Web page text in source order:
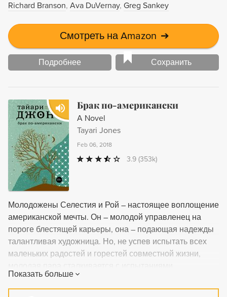
Richard Branson Ava DuVernay Greg Sankey
Смотреть на Amazon ➔
Подробнее Сохранить
Брак по-американски
A Novel
Tayari Jones
Feb 06, 2018
3.9 (353k)
Молодожены Селестия и Рой – настоящее воплощение
американской мечты. Он – молодой управленец на
пороге блестящей карьеры, она – подающая надежды
талантливая художница. Но, не успев испытать всех
маленьких радостей и горестей совместной жизни,
предугадать которые было невозможно. Рой арестован
и приговорен к двенадцати годам за преступление,
Показать больше